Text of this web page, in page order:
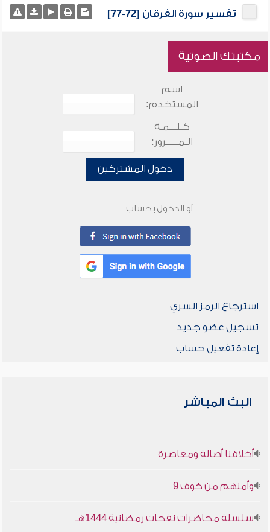
تفسير سورة الفرقان [72-77]
مكتبتك الصوتية
اسم
المستخدم:
كـلـــمـة
الـمـــــرور:
دخول المشتركين
أو الدخول بحساب
استرجاع الرمز السري
تسجيل عضو جديد
إعادة تفعيل حساب
البث المباشر
أخلاقنا أصالة ومعاصرة
وأمنهم من خوف 9
سلسلة محاضرات نفحات رمضانية 1444هـ